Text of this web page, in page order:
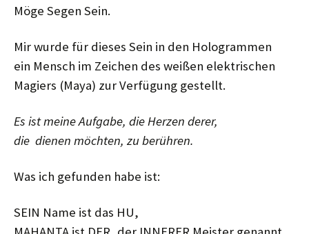
Möge Segen Sein.
Mir wurde für dieses Sein in den Hologrammen
ein Mensch im Zeichen des weißen elektrischen
Magiers (Maya) zur Verfügung gestellt.
Es ist meine Aufgabe, die Herzen derer,
die dienen möchten, zu berühren.
Was ich gefunden habe ist:
SEIN Name ist das HU,